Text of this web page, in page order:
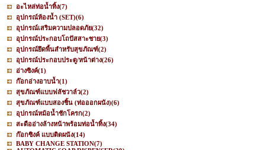
อะไหล่ท่อน้ำทิ้ง(7)
อุปกรณ์ห้องน้ำ (SET)(6)
อุปกรณ์เสริมความปลอดภัย(32)
อุปกรณ์ประกอบโถปัสสาะชาย(3)
อุปกรณ์ยึดพื้นสำหรับสุขภัณฑ์(2)
อุปกรณ์ประกอบประตู/หน้าต่าง(26)
อ่างซิงค์(1)
ก๊อกอ่างอาบน้ำ(1)
สุขภัณฑ์แบบฟลัชวาล์ว(2)
สุขภัณฑ์แบบสองชิ้น (ท่อออกผนัง)(6)
อุปกรณ์หม้อน้ำชักโครก(2)
สะดืออ่างล้างหน้าพร้อมท่อน้ำทิ้ง(34)
ก๊อกซิงค์ แบบติดผนัง(14)
BABY CHANGE STATION(7)